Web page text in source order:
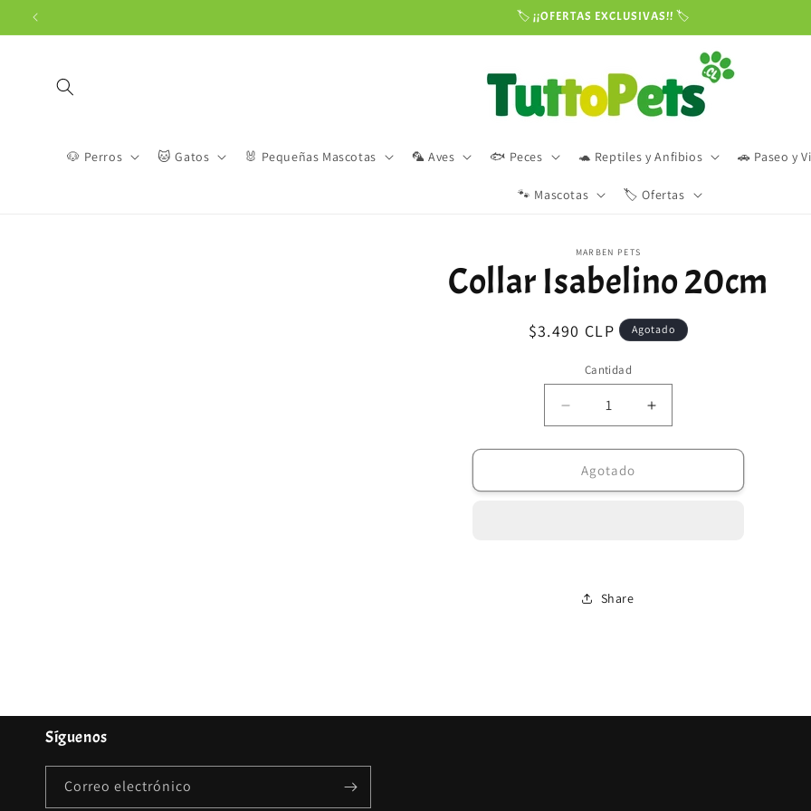
directamente
al contenido
🏷️ ¡¡OFERTAS EXCLUSIVAS!! 🏷️
🐶 Perros 🐱 Gatos 🐰 Pequeñas Mascotas 🦜 Aves 🐟 Peces 🐢 Reptiles y Anfibios 🚗 Paseo y
🐾 Mascotas 🏷️ Ofertas
MARBEN PETS
Collar Isabelino 20cm
Precio
$3.490 CLP Agotado
Cantidad
Reducir
cantidad
para
Collar
Isabelino
Aumentar
cantidad
para
Isabelino
Agotado
Share
Síguenos
Correo electrónico